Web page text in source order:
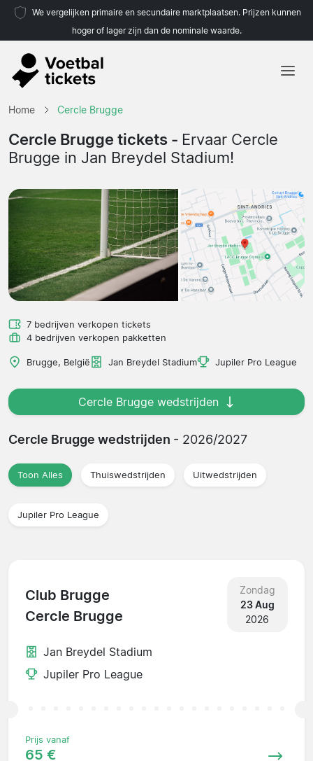
We vergelijken primaire en secundaire marktplaatsen. Prijzen kunnen
hoger of lager zijn dan de nominale waarde.
Competities
Home Cercle Brugge
Cercle Brugge tickets - Ervaar Cercle
Brugge in Jan Breydel Stadium!
7 bedrijven verkopen tickets
4 bedrijven verkopen pakketten
Brugge, België Jan Breydel Stadium Jupiler Pro League
Cercle Brugge wedstrijden
Cercle Brugge wedstrijden - 2026/2027
Toon Alles Thuiswedstrijden Uitwedstrijden
Jupiler Pro League
Club Brugge
Cercle Brugge
Zondag
23 Aug
2026
Jan Breydel Stadium
Jupiler Pro League
Prijs vanaf
65 €